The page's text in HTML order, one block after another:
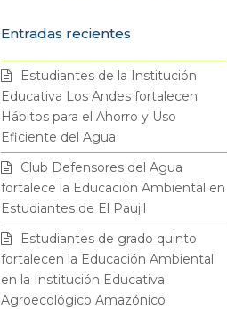
i
t
t
e
r
c
e
b
o
o
k
s
t
a
g
r
a
u
u
b
e
Entradas recientes
Estudiantes de la Institución
Educativa Los Andes fortalecen
Hábitos para el Ahorro y Uso
Eficiente del Agua
Club Defensores del Agua
fortalece la Educación Ambiental en
Estudiantes de El Paujil
Estudiantes de grado quinto
fortalecen la Educación Ambiental
en la Institución Educativa
Agroecológico Amazónico